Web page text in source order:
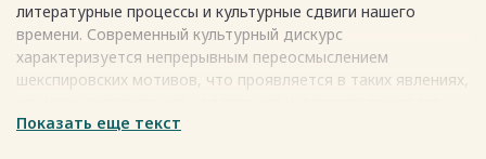
литературные процессы и культурные сдвиги нашего
времени. Современный культурный дискурс
характеризуется непрерывным переосмыслением
шекспировских мотивов, что проявляется в таких явлениях,
произведений в новых культурных и медийных контекстах.
Показать еще текст